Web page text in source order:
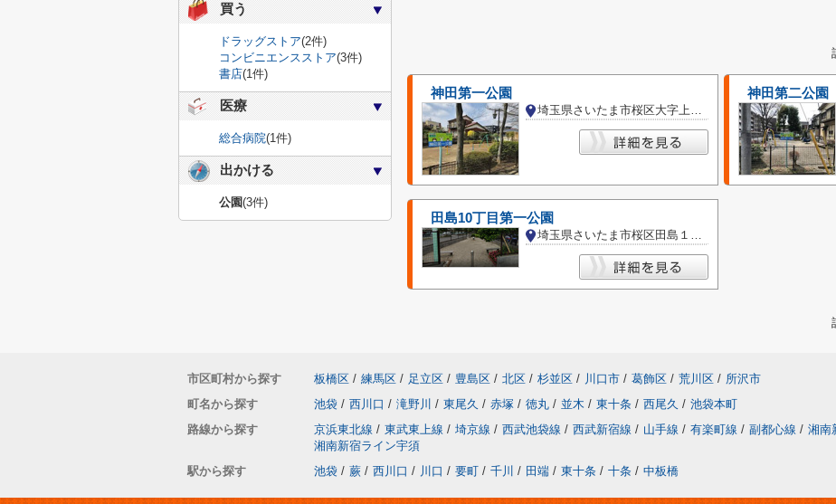
神田第一公園
埼玉県さいたま市桜区大字上大久保
神田第二公園
田島10丁目第一公園
埼玉県さいたま市桜区田島１０丁目
買う
ドラッグストア(2件)
コンビニエンスストア(3件)
書店(1件)
医療
総合病院(1件)
出かける
公園(3件)
市区町村から探す 板橋区 / 練馬区 / 足立区 / 豊島区 / 北区 / 杉並区 / 川口市 / 葛飾区 / 荒川区 / 所沢市
町名から探す
池袋 / 西川口 / 滝野川 / 東尾久 / 赤塚 / 徳丸 / 並木 / 東十条 / 西尾久 / 池袋本町
路線から探す
京浜東北線 / 東武東上線 / 埼京線 / 西武池袋線 / 西武新宿線 / 山手線 / 有楽町線 / 副都心線 / 湘南
湘南新宿ライン宇須
駅から探す
池袋 / 蕨 / 西川口 / 川口 / 要町 / 千川 / 田端 / 東十条 / 十条 / 中板橋